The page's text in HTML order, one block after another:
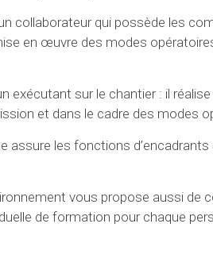
collaborateur qui possède les
en œuvre des modes
exécutant sur le chantier : il
et dans le cadre des modes
assure les fonctions
vous propose aussi
de formation pour chaque